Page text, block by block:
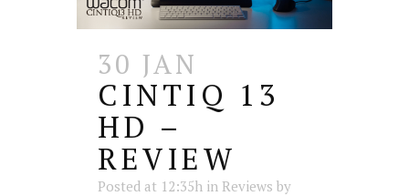
30 JAN
CINTIQ 13
HD –
REVIEW
Posted at 12:35h in Reviews by